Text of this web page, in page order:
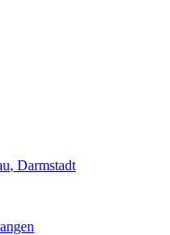
, Darmstadt